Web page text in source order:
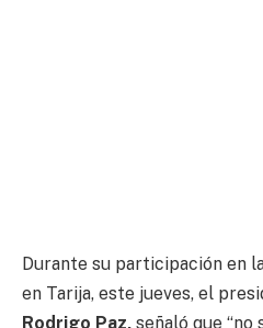
Durante su participación en
en Tarija, este jueves, el
Rodrigo Paz, señaló que “no